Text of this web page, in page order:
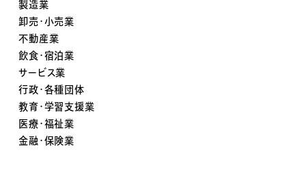
製造業
卸売・小売業
不動産業
飲食・宿泊業
サービス業
行政・各種団体
教育・学習支援業
医療・福祉業
金融・保険業